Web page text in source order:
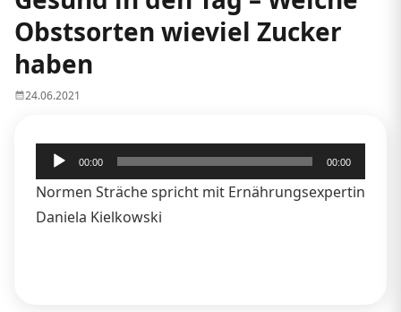
Obstsorten wieviel Zucker
haben
24.06.2021
Audio-
Player
00:00 00:00
Normen Sträche spricht mit Ernährungsexpertin
Daniela Kielkowski